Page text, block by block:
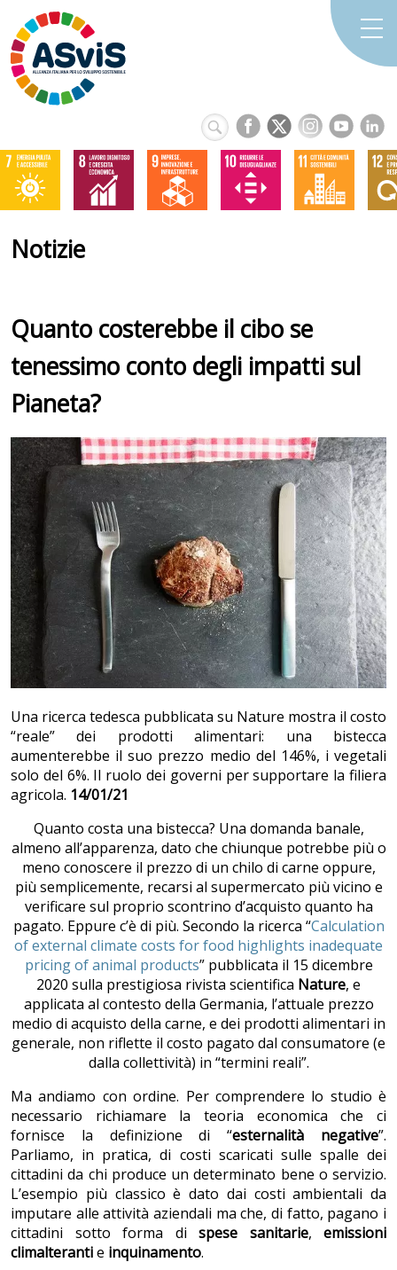
Notizie
Quanto costerebbe il cibo se
tenessimo conto degli impatti sul
Pianeta?
Una ricerca tedesca pubblicata su Nature mostra il costo
“reale” dei prodotti alimentari: una bistecca
aumenterebbe il suo prezzo medio del 146%, i vegetali
solo del 6%. Il ruolo dei governi per supportare la filiera
agricola. 14/01/21
Quanto costa una bistecca? Una domanda banale,
almeno all’apparenza, dato che chiunque potrebbe più o
meno conoscere il prezzo di un chilo di carne oppure,
più semplicemente, recarsi al supermercato più vicino e
verificare sul proprio scontrino d’acquisto quanto ha
pagato. Eppure c’è di più. Secondo la ricerca “Calculation
of external climate costs for food highlights inadequate
pricing of animal products” pubblicata il 15 dicembre
2020 sulla prestigiosa rivista scientifica Nature, e
applicata al contesto della Germania, l’attuale prezzo
medio di acquisto della carne, e dei prodotti alimentari in
generale, non riflette il costo pagato dal consumatore (e
dalla collettività) in “termini reali”.
Ma andiamo con ordine. Per comprendere lo studio è
necessario richiamare la teoria economica che ci
fornisce la definizione di “esternalità negative”.
Parliamo, in pratica, di costi scaricati sulle spalle dei
cittadini da chi produce un determinato bene o servizio.
L’esempio più classico è dato dai costi ambientali da
imputare alle attività aziendali ma che, di fatto, pagano i
cittadini sotto forma di spese sanitarie, emissioni
climalterantie inquinamento.